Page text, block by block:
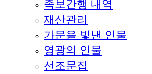
족보간행 내역
재산관리
가문을 빛낸 인물
영광의 인물
선조문집